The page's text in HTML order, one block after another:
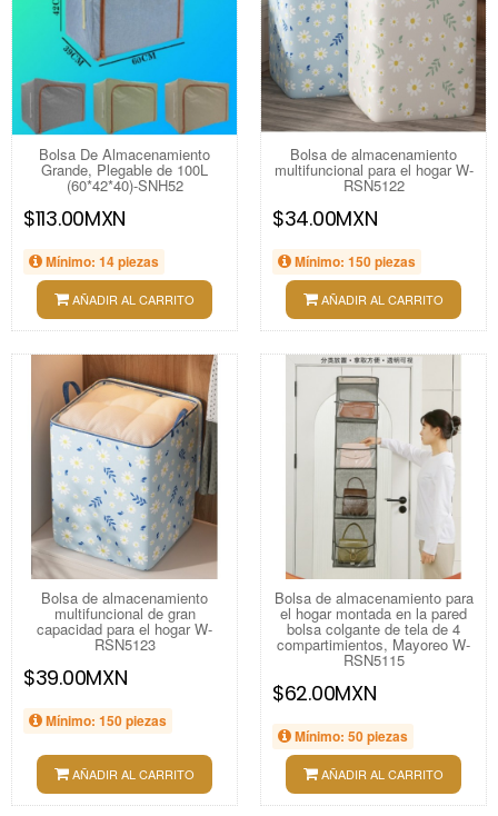
Bolsa De Almacenamiento
Grande, Plegable de 100L
(60*42*40)-SNH52
$113.00MXN
Mínimo: 14 piezas
AÑADIR AL CARRITO
Bolsa de almacenamiento
multifuncional para el hogar W-
RSN5122
$34.00MXN
Mínimo: 150 piezas
AÑADIR AL CARRITO
Bolsa de almacenamiento
multifuncional de gran
capacidad para el hogar W-
RSN5123
$39.00MXN
Mínimo: 150 piezas
AÑADIR AL CARRITO
Bolsa de almacenamiento para
el hogar montada en la pared
bolsa colgante de tela de 4
compartimientos, Mayoreo W-
RSN5115
$62.00MXN
Mínimo: 50 piezas
AÑADIR AL CARRITO